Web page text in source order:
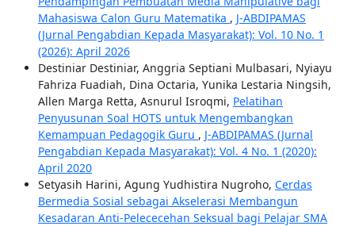
Mahasiswa Calon Guru Matematika , J-ABDIPAMAS
(Jurnal Pengabdian Kepada Masyarakat): Vol. 10 No. 1
(2026): April 2026
Destiniar Destiniar, Anggria Septiani Mulbasari, Nyiayu
Fahriza Fuadiah, Dina Octaria, Yunika Lestaria Ningsih,
Allen Marga Retta, Asnurul Isroqmi, Pelatihan
Penyusunan Soal HOTS untuk Mengembangkan
Kemampuan Pedagogik Guru , J-ABDIPAMAS (Jurnal
Pengabdian Kepada Masyarakat): Vol. 4 No. 1 (2020):
April 2020
Setyasih Harini, Agung Yudhistira Nugroho, Cerdas
Bermedia Sosial sebagai Akselerasi Membangun
Kesadaran Anti-Pelececehan Seksual bagi Pelajar SMA